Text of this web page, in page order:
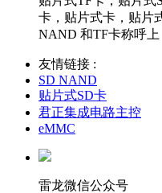
卡，贴片式卡，贴片
NAND 和TF卡称呼上
友情链接 :
SD NAND
贴片式SD卡
君正集成电路主控
eMMC
雷龙微信公众号